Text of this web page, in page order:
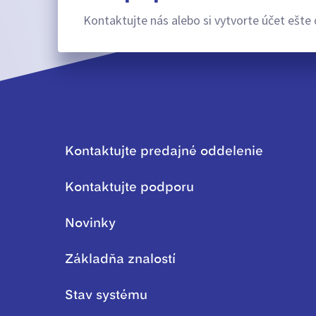
Kontaktujte nás alebo si vytvorte účet ešte
Kontaktujte predajné oddelenie
Kontaktujte podporu
Novinky
Základňa znalostí
Stav systému